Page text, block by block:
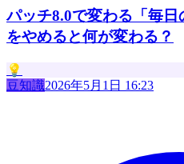
パッチ8.0で変わる「毎
をやめると何が変わる？
💡
豆知識2026年5月1日 16:23